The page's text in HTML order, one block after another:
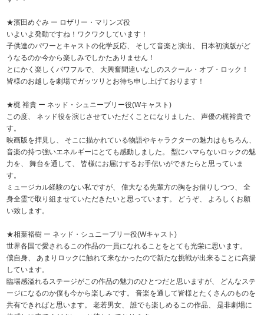
★濱田めぐみ ー ロザリー・マリンズ役
いよいよ発動ですね！ワクワクしています！
子供達のパワーとキャストの化学反応、 そして音楽と演出、 日本初演版がど
うなるのか今から楽しみでしかたありません！
とにかく楽しくパワフルで、 大興奮間違いなしのスクール・オブ・ロック！
皆様のお越しを劇場でガッツリとお待ち申し上げております！
★梶 裕貴 ー ネッド・シュニーブリー役(Wキャスト)
この度、 ネッド役を演じさせていただくことになりました、 声優の梶裕貴で
す。
映画版を拝見し、 そこに描かれている物語やキャラクターの魅力はもちろん、
音楽の持つ強いエネルギーにとても感動しました。 型にハマらないロックの魅
力を、 舞台を通して、 皆様にお届けするお手伝いができたらと思っていま
す。
ミュージカル経験のない私ですが、 偉大なる先輩方の胸をお借りしつつ、 全
身全霊で取り組ませていただきたいと思っています。 どうぞ、 よろしくお願
い致します。
★相葉裕樹 ー ネッド・シュニーブリー役(Wキャスト)
世界各国で愛されるこの作品の一員になれることをとても光栄に思います。
僕自身、 あまりロックに触れて来なかったので新たな挑戦が出来ることに高揚
しています。
臨場感溢れるステージがこの作品の魅力のひとつだと思いますが、 どんなステ
ージになるのか僕も今から楽しみです。 音楽を通して皆様とたくさんのものを
共有できればと思います。 老若男女、 誰でも楽しめるこの作品、 是非劇場に